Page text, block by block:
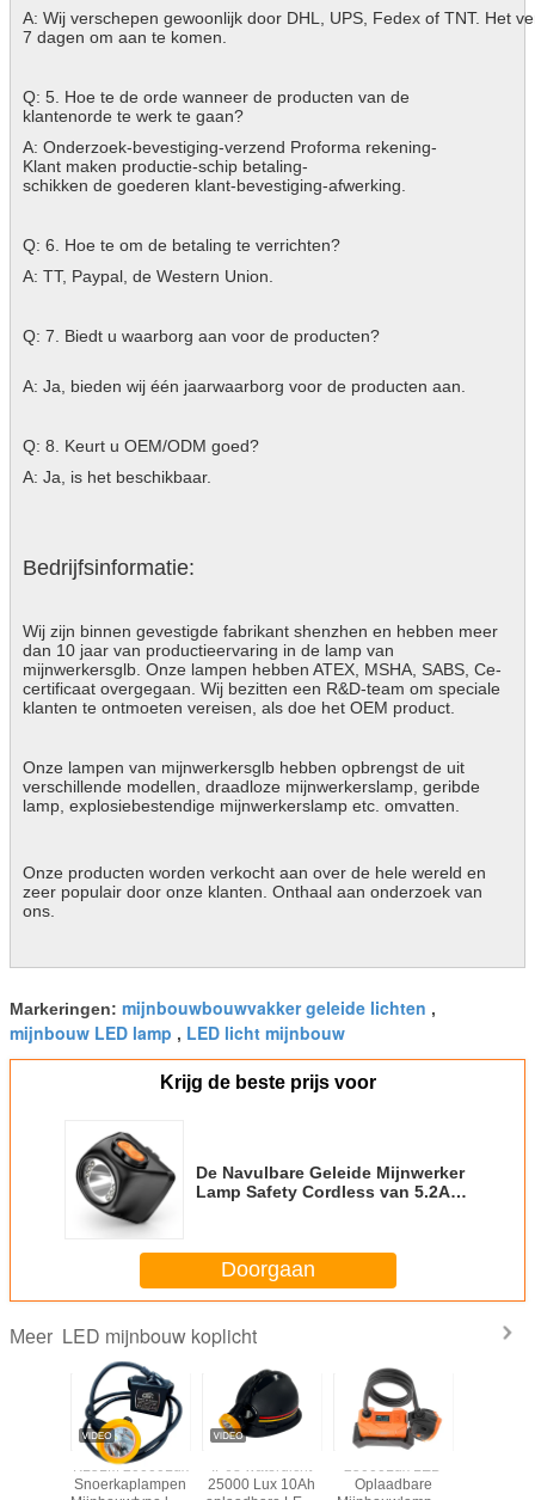
A: Wij verschepen gewoonlijk door DHL, UPS, Fedex of TNT. Het
7 dagen om aan te komen.
Q: 5. Hoe te de orde wanneer de producten van de
klantenorde te werk te gaan?
A: Onderzoek-bevestiging-verzend Proforma rekening-
Klant maken productie-schip betaling-
schikken de goederen klant-bevestiging-afwerking.
Q: 6. Hoe te om de betaling te verrichten?
A: TT, Paypal, de Western Union.
Q: 7. Biedt u waarborg aan voor de producten?
A: Ja, bieden wij één jaarwaarborg voor de producten aan.
Q: 8. Keurt u OEM/ODM goed?
A: Ja, is het beschikbaar.
Bedrijfsinformatie:
Wij zijn binnen gevestigde fabrikant shenzhen en hebben meer
dan 10 jaar van productieervaring in de lamp van
mijnwerkersglb. Onze lampen hebben ATEX, MSHA, SABS, Ce-
certificaat overgegaan. Wij bezitten een R&D-team om speciale
klanten te ontmoeten vereisen, als doe het OEM product.
Onze lampen van mijnwerkersglb hebben opbrengst de uit
verschillende modellen, draadloze mijnwerkerslamp, geribde
lamp, explosiebestendige mijnwerkerslamp etc. omvatten.
Onze producten worden verkocht aan over de hele wereld en
zeer populair door onze klanten. Onthaal aan onderzoek van
ons.
Markeringen: mijnbouwbouwvakker geleide lichten ,
mijnbouw LED lamp , LED licht mijnbouw
Krijg de beste prijs voor
De Navulbare Geleide Mijnwerker
Lamp Safety Cordless van 5.2Ah
Doorgaan
Meer LED mijnbouw koplicht
KL5LM 20000Lux
Snoerkaplampen
IP68 waterdicht
25000 Lux 10Ah
25000Lux LED
Oplaadbare